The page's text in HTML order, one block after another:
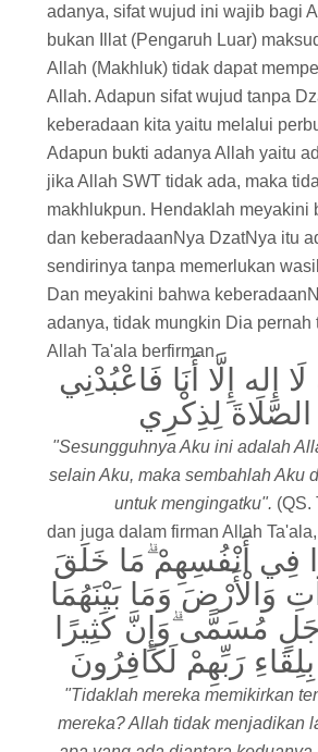
adanya, sifat wujud ini wajib bagi
bukan Illat (Pengaruh Luar)
Allah (Makhluk) tidak dapat
Allah. Adapun sifat wujud tanpa
keberadaan kita yaitu melalui
Adapun bukti adanya Allah yaitu
jika Allah SWT tidak ada, maka
makhlukpun. Hendaklah meyakini
dan keberadaanNya DzatNya itu
sendirinya tanpa memerlukan
Dan meyakini bahwa
adanya, tidak mungkin Dia pernah
Allah Ta'ala berfirman,
لَا إله إِلَّا أَنَا فَاعْبُدْنِي
لِذِكْرِي
"Sesungguhnya Aku ini adalah
selain Aku, maka sembahlah Aku
untuk mengingatku". (QS.
dan juga dalam firman Allah Ta'ala,
فِي أَنْفُسِهِمْ ۗمَا خَلَقَ
وَالْأَرْضَ وَمَا بَيْنَهُمَا
مُسَمًّى ۗوَإِنَّ كَثِيرًا
رَبِّهِمْ لَكَافِرُونَ
"Tidaklah mereka memikirkan
mereka? Allah tidak menjadikan